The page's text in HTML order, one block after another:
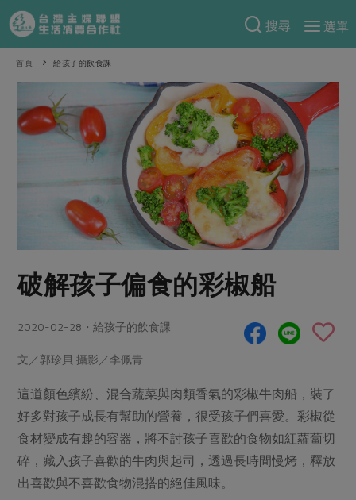
搜尋
選單
產品分類
當季蔬果
一籃菜 當令水果
蕈菇類
奶蛋豆・五穀
蛋 乳製品
豆製品 米麵雜糧
肉品・水產
畜產肉類
水畜加工品
調理食材・點心
調味醬料/南北貨 烘焙
休閒零嘴 沖泡飲品
食譜料理
食材
海鮮
常備菜
蛋料理
料理方式
烘焙．點心
醬料
湯品．鍋物
特別企畫
把最好的台灣味帶回家！
防災用品預購圓滿結束
更多預購活動
合作25-精選產品第四彈
合作25-精選產品第三彈
更多當季產品
觀點文章
主婦食堂 一籃菜真心話
社內大小事 合作聯合國
樂齡生活
廚房瑜伽
關注議題
減硝酸鹽 惜食
非基改運動 支持本土農糧
關於合作社
關於我們
產品檢驗
自主把關
檢驗報告
硝酸鹽檢驗
首頁 給孩子的飲食課
破解孩子偏食的彩椒船
2020-02-28・給孩子的飲食課
文／郭珍貝 攝影／李佩青
這道顏色繽紛、混合蔬菜與肉類香氣的彩椒牛肉船，裝了
好多對孩子成長有幫助的營養，很受孩子們喜愛。彩椒從
食材變成有趣的容器，將不討孩子喜歡的食物如紅蘿蔔切
碎，藏入孩子喜歡的牛肉與起司，透過長時間慢烤，釋放
出喜歡與不喜歡食物混搭的絕佳風味。